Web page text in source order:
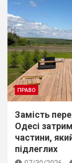
ПРАВО
Замість
Одесі
частини,
підлеглих